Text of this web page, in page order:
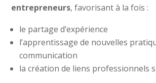
entrepreneurs, favorisant à la fois :
le partage d’expérience
l’apprentissage de nouvelles
communication
la création de liens professionnels